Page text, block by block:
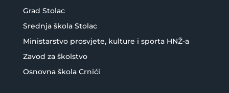
Grad Stolac
Srednja škola Stolac
Ministarstvo prosvjete, kulture i sporta HNŽ-a
Zavod za školstvo
Osnovna škola Crnići